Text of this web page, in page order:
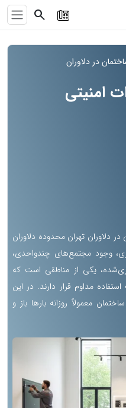
search
در دلاوران
امنیتی
دلاوران تهران محدوده دلاوران
وجود مجتمع‌های چندواحدی،
یکی از مناطقی است که
مداوم قرار دارند. در این
معمولاً روزانه بارها باز و